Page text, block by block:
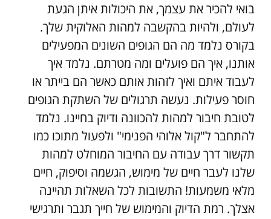
בואי להכיר את עצמך, את היכולות איתן הגעת
לעולם, ולהיות בהקשבה למהות האלוקית שלך.
בקורס נלמד מה הם הגופים השונים המפעילים
אותנו, איך הם פועלים ומה מטרתם. נלמד איך
לעבוד איתם ואיך לזהות אותם כאשר הם בייתר או
חוסר פעילות. נעשה תרגולים של השתקת הגופים
לטובת חיבור למהות להכוונה ודיוק בחיינו. נלמד
להתחבר ל"קול אלוהי הפנימי" ולפעול מתוכו כמו
תקשור דרך עבודה עם החיבור המוחלט למהות
שלנו לעבר חיים של מימוש, הגשמה וסיפוק, חיים
מלאי משמעות! התשובות לכל השאלות תהיינה
אצלך. רמת הדיוק והמימוש של חייך תגבר ותרגישי